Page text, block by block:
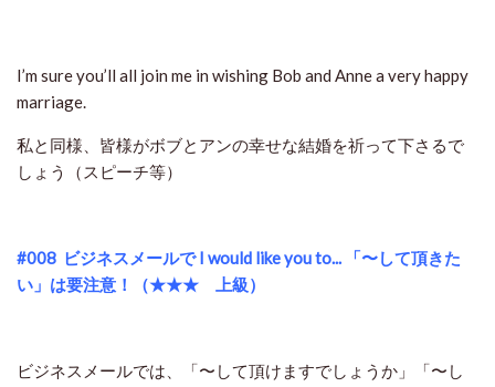
I’m sure you’ll all join me in wishing Bob and Anne a very happy
marriage.
私と同様、皆様がボブとアンの幸せな結婚を祈って下さるで
しょう（スピーチ等）
#008 ビジネスメールで I would like you to... 「〜して頂きた
い」は要注意！（★★★ 上級）
ビジネスメールでは、「〜して頂けますでしょうか」「〜し